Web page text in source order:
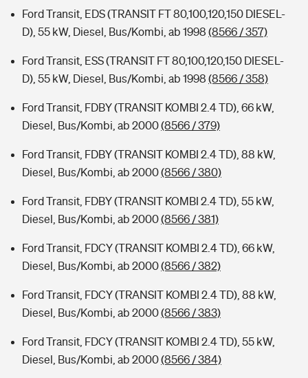
Ford Transit, EDS (TRANSIT FT 80,100,120,150 DIESEL-
D), 55 kW, Diesel, Bus/Kombi, ab 1998 (8566 / 357)
Ford Transit, ESS (TRANSIT FT 80,100,120,150 DIESEL-
D), 55 kW, Diesel, Bus/Kombi, ab 1998 (8566 / 358)
Ford Transit, FDBY (TRANSIT KOMBI 2.4 TD), 66 kW,
Diesel, Bus/Kombi, ab 2000(8566 / 379)
Ford Transit, FDBY (TRANSIT KOMBI 2.4 TD), 88 kW,
Diesel, Bus/Kombi, ab 2000(8566 / 380)
Ford Transit, FDBY (TRANSIT KOMBI 2.4 TD), 55 kW,
Diesel, Bus/Kombi, ab 2000(8566 / 381)
Ford Transit, FDCY (TRANSIT KOMBI 2.4 TD), 66 kW,
Diesel, Bus/Kombi, ab 2000(8566 / 382)
Ford Transit, FDCY (TRANSIT KOMBI 2.4 TD), 88 kW,
Diesel, Bus/Kombi, ab 2000(8566 / 383)
Ford Transit, FDCY (TRANSIT KOMBI 2.4 TD), 55 kW,
Diesel, Bus/Kombi, ab 2000(8566 / 384)